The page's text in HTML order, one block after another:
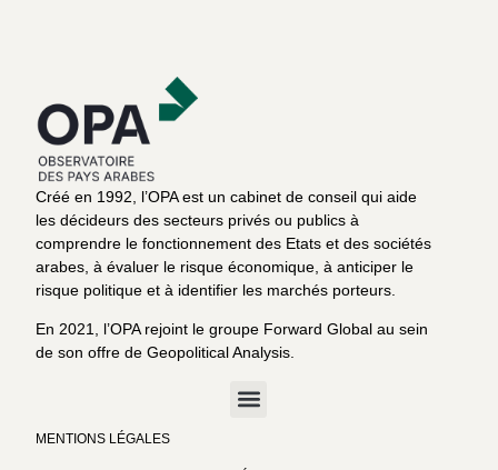
Créé en 1992, l’OPA est un cabinet de conseil qui aide
les décideurs des secteurs privés ou publics à
comprendre le fonctionnement des Etats et des sociétés
arabes, à évaluer le risque économique, à anticiper le
risque politique et à identifier les marchés porteurs.
En 2021, l’OPA rejoint le groupe Forward Global au sein
de son offre de Geopolitical Analysis.
MENTIONS LÉGALES